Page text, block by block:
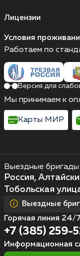
Лицензии
Условия
Выездные
Россия,
Тобольская
Выездные
Горячая линия 24/7
+7 (385) 259-
Информационная
Работаем по
Версия для
Мы принимаем к
Карты МИР